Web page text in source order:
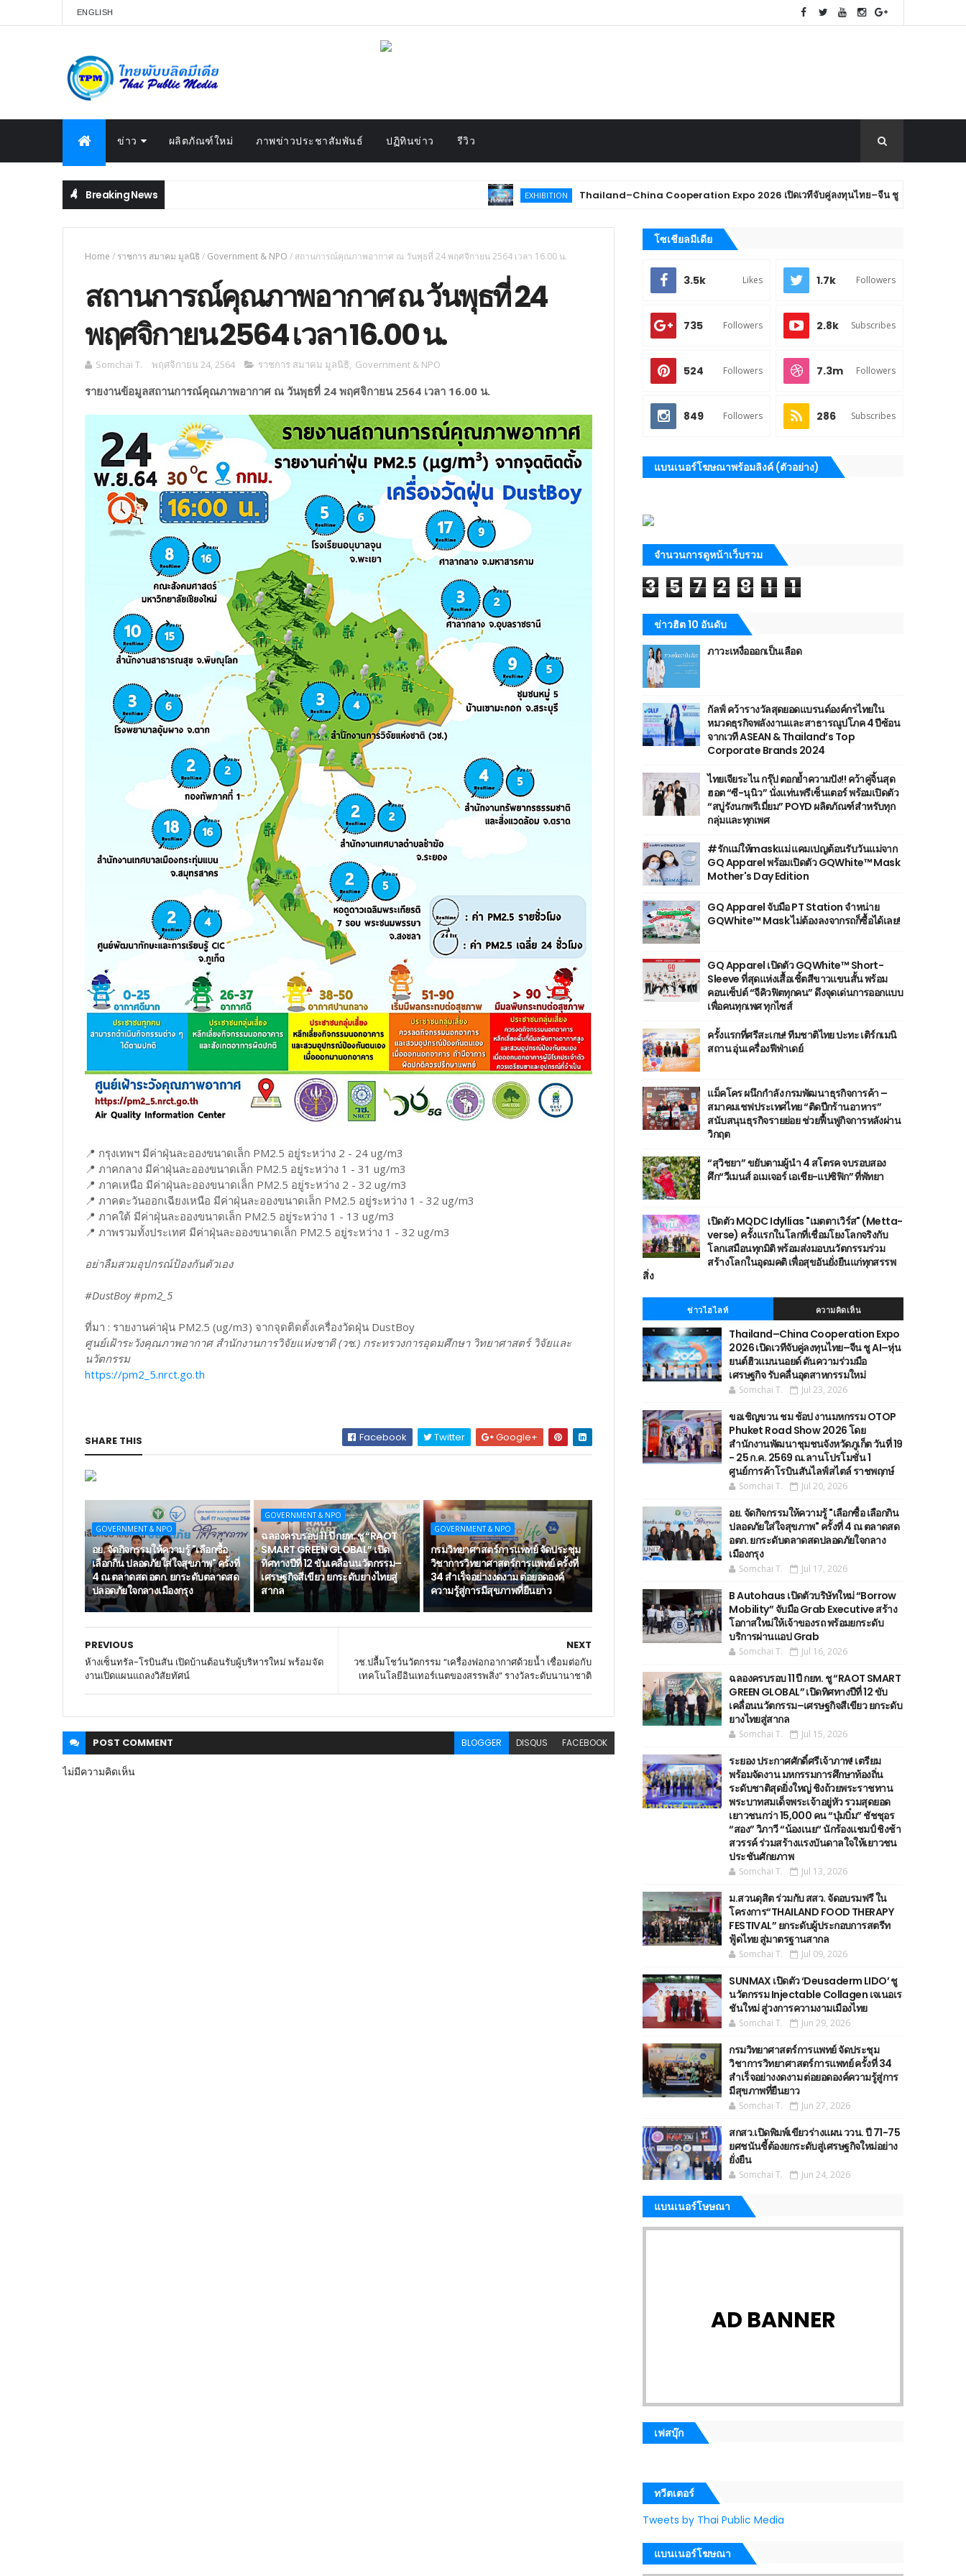
ENGLISH
ข่าว ผลิตภัณฑ์ใหม่ ภาพข่าวประชาสัมพันธ์ ปฏิทินข่าว รีวิว
Breaking News EXHIBITION Thailand–China Cooperation Expo 2026 เปิดเวทีจับคู่ลงทุนไทย–จีน ชู AI–หุ่นยนต์ฮิวแมนนอยด์ ดั
Home / ราชการ สมาคม มูลนิธิ / Government & NPO / สถานการณ์คุณภาพอากาศ ณ วันพุธที่ 24 พฤศจิกายน 2564 เวลา 16.00 น.
สถานการณ์คุณภาพอากาศ ณ วันพุธที่ 24
พฤศจิกายน 2564 เวลา 16.00 น.
Somchai T. พฤศจิกายน 24, 2564 ราชการ สมาคม มูลนิธิ, Government & NPO
รายงานข้อมูลสถานการณ์คุณภาพอากาศ ณ วันพุธที่ 24 พฤศจิกายน 2564 เวลา 16.00 น.
📍 กรุงเทพฯ มีค่าฝุ่นละอองขนาดเล็ก PM2.5 อยู่ระหว่าง 2 - 24 ug/m3
📍 ภาคกลาง มีค่าฝุ่นละอองขนาดเล็ก PM2.5 อยู่ระหว่าง 1 - 31 ug/m3
📍 ภาคเหนือ มีค่าฝุ่นละอองขนาดเล็ก PM2.5 อยู่ระหว่าง 2 - 32 ug/m3
📍 ภาคตะวันออกเฉียงเหนือ มีค่าฝุ่นละอองขนาดเล็ก PM2.5 อยู่ระหว่าง 1 - 32 ug/m3
📍 ภาคใต้ มีค่าฝุ่นละอองขนาดเล็ก PM2.5 อยู่ระหว่าง 1 - 13 ug/m3
📍 ภาพรวมทั้งประเทศ มีค่าฝุ่นละอองขนาดเล็ก PM2.5 อยู่ระหว่าง 1 - 32 ug/m3
อย่าลืมสวมอุปกรณ์ป้องกันตัวเอง
#DustBoy #pm2_5
ที่มา : รายงานค่าฝุ่น PM2.5 (ug/m3) จากจุดติดตั้งเครื่องวัดฝุ่น DustBoy
ศูนย์เฝ้าระวังคุณภาพอากาศ สำนักงานการวิจัยแห่งชาติ (วช.) กระทรวงการอุดมศึกษา วิทยาศาสตร์ วิจัยและ
นวัตกรรม
https://pm2_5.nrct.go.th
SHARE THIS Facebook Twitter Google+
GOVERNMENT & NPO
อย. จัดกิจกรรมให้ความรู้ "เลือกซื้อ
เลือกกิน ปลอดภัยใส่ใจสุขภาพ" ครั้งที่
4 ณ ตลาดสด อตก. ยกระดับตลาดสด
ปลอดภัยใจกลางเมืองกรุง
GOVERNMENT & NPO
ฉลองครบรอบ 11 ปี กยท. ชู “RAOT
SMART GREEN GLOBAL” เปิด
ทิศทางปีที่ 12 ขับเคลื่อนนวัตกรรม–
เศรษฐกิจสีเขียว ยกระดับยางไทยสู่
สากล
GOVERNMENT & NPO
กรมวิทยาศาสตร์การแพทย์ จัดประชุม
วิชาการวิทยาศาสตร์การแพทย์ ครั้งที่
34 สำเร็จอย่างงดงาม ต่อยอดองค์
ความรู้สู่การมีสุขภาพที่ยืนยาว
NEXT
วช.ปลื้มโชว์นวัตกรรม “เครื่องฟอกอากาศด้วยน้ำ เชื่อมต่อกับ
เทคโนโลยีอินเทอร์เนตของสรรพสิ่ง” รางวัลระดับนานาชาติ
PREVIOUS
ห้างเซ็นทรัล-โรบินสัน เปิดบ้านต้อนรับผู้บริหารใหม่ พร้อมจัด
งานเปิดแผนแถลงวิสัยทัศน์
POST COMMENT BLOGGER DISQUS FACEBOOK
ไม่มีความคิดเห็น
โซเชียลมีเดีย
3.5k Likes 1.7k Followers
735 Followers 2.8k Subscribes
524 Followers 7.3m Followers
849 Followers 286 Subscribes
แบนเนอร์โฆษณาพร้อมลิงค์ (ตัวอย่าง)
จำนวนการดูหน้าเว็บรวม
3 5 7 2 8 1 1
ข่าวฮิต 10 อันดับ
ภาวะเหงื่อออกเป็นเลือด
กัลฟ์ คว้ารางวัลสุดยอดแบรนด์องค์กรไทยใน
หมวดธุรกิจพลังงานและสาธารณูปโภค 4 ปีซ้อน
จากเวที ASEAN & Thailand’s Top
Corporate Brands 2024
ไทยเจียระไน กรุ๊ป ตอกย้ำความปัง!! คว้าคู่จิ้นสุด
ฮอต “ซี-นุนิว” นั่งแท่นพรีเซ็นเตอร์ พร้อมเปิดตัว
“สบู่รังนกพรีเมี่ยม” POYD ผลิตภัณฑ์สำหรับทุก
กลุ่มและทุกเพศ
#รักแม่ให้maskแม่ แคมเปญต้อนรับวันแม่จาก
GQ Apparel พร้อมเปิดตัว GQWhite™ Mask
Mother's Day Edition
GQ Apparel จับมือ PT Station จำหน่าย
GQWhite™ Mask ไม่ต้องลงจากรถก็ซื้อได้เลย!
GQ Apparel เปิดตัว GQWhite™ Short-
Sleeve ที่สุดแห่งเสื้อเชิ้ตสีขาวแขนสั้น พร้อม
คอนเซ็ปต์ “จีคิวฟิตทุกคน” ดึงจุดเด่นการออกแบบ
เพื่อคนทุกเพศ ทุกไซส์
ครั้งแรกที่ศรีสะเกษ! ทีมชาติไทย ปะทะ เติร์กเมนิ
สถาน อุ่นเครื่องฟีฟ่าเดย์
แม็คโคร ผนึกกำลัง กรมพัฒนาธุรกิจการค้า –
สมาคมเชฟประเทศไทย “ติดปีกร้านอาหาร”
สนับสนุนธุรกิจรายย่อย ช่วยฟื้นฟูกิจการหลังผ่าน
วิกฤต
“สุวิชยา” ขยับตามผู้นำ 4 สโตรค จบรอบสอง
ศึก“วีเมนส์ อเมเจอร์ เอเชีย-แปซิฟิก” ที่พัทยา
เปิดตัว MQDC Idyllias "เมตตาเวิร์ส" (Metta-
verse) ครั้งแรกในโลกที่เชื่อมโยงโลกจริงกับ
โลกเสมือนทุกมิติ พร้อมส่งมอบนวัตกรรมร่วม
สร้างโลกในอุดมคติ เพื่อสุขอันยั่งยืนแก่ทุกสรรพ
สิ่ง
ข่าวไฮไลท์ ความคิดเห็น
Thailand–China Cooperation Expo
2026 เปิดเวทีจับคู่ลงทุนไทย–จีน ชู AI–หุ่น
ยนต์ฮิวแมนนอยด์ ดันความร่วมมือ
เศรษฐกิจ รับคลื่นอุตสาหกรรมใหม่
Somchai T. Jul 23, 2026
ขอเชิญขวน ชม ช้อป งานมหกรรม OTOP
Phuket Road Show 2026 โดย
สำนักงานพัฒนาชุมชนจังหวัดภูเก็ต วันที่ 19
- 25 ก.ค. 2569 ณ.ลานโปรโมชั่น 1
ศูนย์การค้าโรบินสันไลฟ์สไตล์ ราชพฤกษ์
Somchai T. Jul 20, 2026
อย. จัดกิจกรรมให้ความรู้ "เลือกซื้อ เลือกกิน
ปลอดภัยใส่ใจสุขภาพ" ครั้งที่ 4 ณ ตลาดสด
อตก. ยกระดับตลาดสดปลอดภัยใจกลาง
เมืองกรุง
Somchai T. Jul 17, 2026
B Autohaus เปิดตัวบริษัทใหม่ “Borrow
Mobility” จับมือ Grab Executive สร้าง
โอกาสใหม่ให้เจ้าของรถ พร้อมยกระดับ
บริการผ่านแอป Grab
Somchai T. Jul 16, 2026
ฉลองครบรอบ 11 ปี กยท. ชู “RAOT SMART
GREEN GLOBAL” เปิดทิศทางปีที่ 12 ขับ
เคลื่อนนวัตกรรม–เศรษฐกิจสีเขียว ยกระดับ
ยางไทยสู่สากล
Somchai T. Jul 15, 2026
ระยอง ประกาศศักดิ์ศรีเจ้าภาพ! เตรียม
พร้อมจัดงาน มหกรรมการศึกษาท้องถิ่น
ระดับชาติสุดยิ่งใหญ่ ชิงถ้วยพระราชทาน
พระบาทสมเด็จพระเจ้าอยู่หัว รวมสุดยอด
เยาวชนกว่า 15,000 คน “บุ๋มบิ๋ม” ชัชชุอร
“สอง” วิภาวี “น้องเนย“ นักร้องแชมป์ ชิงช้า
สวรรค์ ร่วมสร้างแรงบันดาลใจให้เยาวชน
ประชันศักยภาพ
Somchai T. Jul 13, 2026
ม.สวนดุสิต ร่วมกับ สสว. จัดอบรมฟรี ใน
โครงการ“THAILAND FOOD THERAPY
FESTIVAL” ยกระดับผู้ประกอบการสตรีท
ฟู้ดไทย สู่มาตรฐานสากล
Somchai T. Jul 09, 2026
SUNMAX เปิดตัว ‘Deusaderm LIDO’ ชู
นวัตกรรม Injectable Collagen เจเนอเร
ชันใหม่ สู่วงการความงามเมืองไทย
Somchai T. Jun 29, 2026
กรมวิทยาศาสตร์การแพทย์ จัดประชุม
วิชาการวิทยาศาสตร์การแพทย์ ครั้งที่ 34
สำเร็จอย่างงดงาม ต่อยอดองค์ความรู้สู่การ
มีสุขภาพที่ยืนยาว
Somchai T. Jun 27, 2026
สกสว.เปิดพิมพ์เขียวร่างแผน ววน. ปี 71-75
ยศชนันชี้ต้องยกระดับสู่เศรษฐกิจใหม่อย่าง
ยั่งยืน
Somchai T. Jun 24, 2026
แบนเนอร์โษษณา
AD BANNER
เฟสบุ๊ก
ทวีตเตอร์
Tweets by Thai Public Media
แบนเนอร์โฆษณา